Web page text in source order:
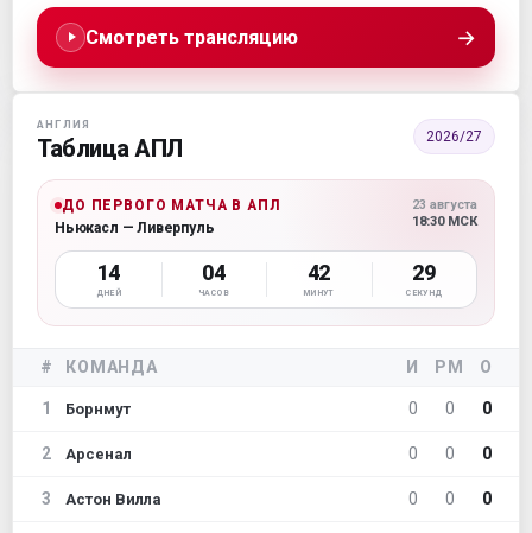
Смотреть трансляцию →
АНГЛИЯ
Таблица АПЛ 2026/27
ДО ПЕРВОГО МАТЧА В АПЛ
Ньюкасл — Ливерпуль
23 августа
18:30 МСК
14
ДНЕЙ
04
ЧАСОВ
42
МИНУТ
28
СЕКУНД
# КОМАНДА И РМ О
1 Борнмут 0 0 0
2 Арсенал 0 0 0
3 Астон Вилла 0 0 0